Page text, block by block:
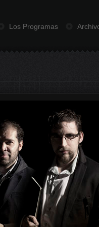
Los Programas